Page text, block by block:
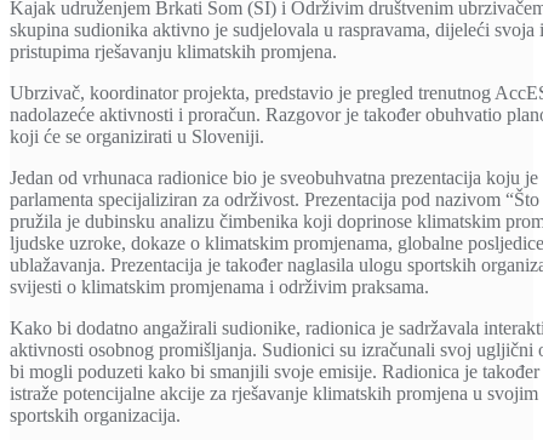
Kajak udruženjem Brkati Som (SI) i Održivim društvenim
skupina sudionika aktivno je sudjelovala u raspravama, dijeleći
pristupima rješavanju klimatskih promjena.
Ubrzivač, koordinator projekta, predstavio je pregled trenutnog
nadolazeće aktivnosti i proračun. Razgovor je također obuhvatio
koji će se organizirati u Sloveniji.
Jedan od vrhunaca radionice bio je sveobuhvatna prezentacija koju
parlamenta specijaliziran za održivost. Prezentacija pod nazivom
pružila je dubinsku analizu čimbenika koji doprinose klimatskim
ljudske uzroke, dokaze o klimatskim promjenama, globalne
ublažavanja. Prezentacija je također naglasila ulogu sportskih
svijesti o klimatskim promjenama i održivim praksama.
Kako bi dodatno angažirali sudionike, radionica je sadržavala
aktivnosti osobnog promišljanja. Sudionici su izračunali svoj
bi mogli poduzeti kako bi smanjili svoje emisije. Radionica je
istraže potencijalne akcije za rješavanje klimatskih promjena u
sportskih organizacija.